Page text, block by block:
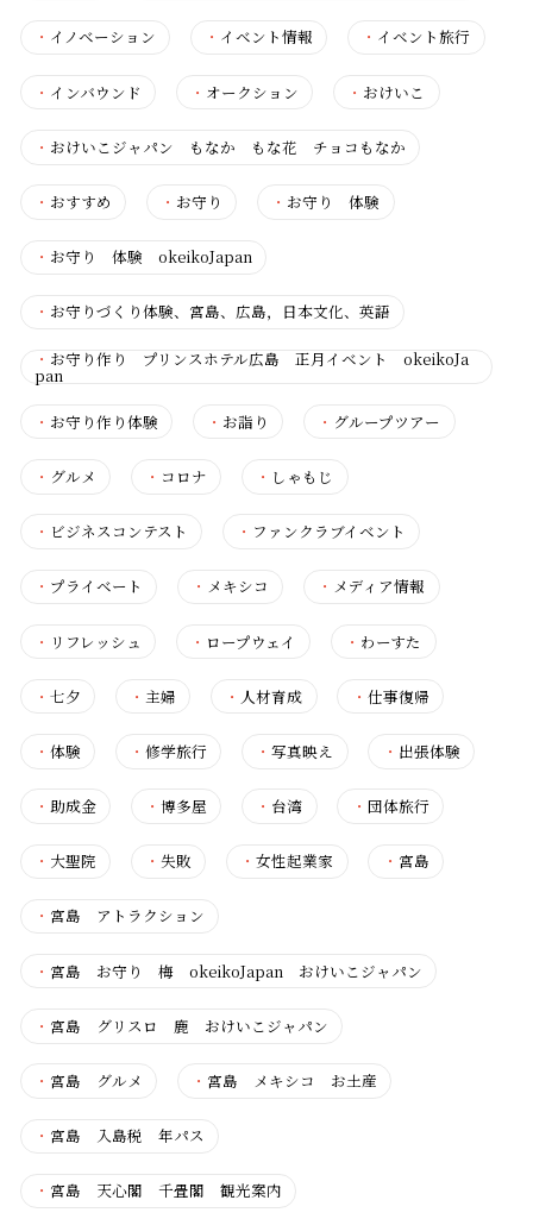
・ イノベーション ・ イベント情報 ・ イベント旅行
・ インバウンド ・ オークション ・ おけいこ
・ おけいこジャパン もなか もな花 チョコもなか
・ おすすめ ・ お守り ・ お守り 体験
・ お守り 体験 okeikoJapan
・ お守りづくり体験、宮島、広島，日本文化、英語
・ お守り作り プリンスホテル広島 正月イベント okeikoJa
pan
・ お守り作り体験 ・ お詣り ・ グループツアー
・ グルメ ・ コロナ ・ しゃもじ
・ ビジネスコンテスト ・ ファンクラブイベント
・ プライベート ・ メキシコ ・ メディア情報
・ リフレッシュ ・ ロープウェイ ・ わーすた
・ 七夕 ・ 主婦 ・ 人材育成 ・ 仕事復帰
・ 体験 ・修学旅行 ・写真映え ・ 出張体験
・ 助成金 ・博多屋 ・ 台湾 ・ 団体旅行
・ 大聖院 ・失敗 ・女性起業家 ・ 宮島
・ 宮島 アトラクション
・ 宮島 お守り 梅 okeikoJapan おけいこジャパン
・ 宮島 グリスロ 鹿 おけいこジャパン
・ 宮島 グルメ ・ 宮島 メキシコ お土産
・ 宮島 入島税 年パス
・ 宮島 天心閣 千畳閣 観光案内